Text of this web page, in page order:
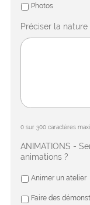
Photos
Préciser la
0 sur 300 caractères
ANIMATIONS -
animations ?
Animer un atelier
Faire des